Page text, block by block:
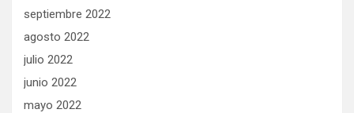
septiembre 2022
agosto 2022
julio 2022
junio 2022
mayo 2022